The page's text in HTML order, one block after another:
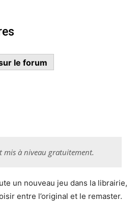
le forum
mis à niveau gratuitement.
un nouveau jeu dans la librairie,
entre l’original et le remaster.